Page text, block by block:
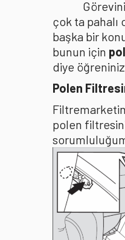
çok ta pahalı
başka bir
bunun için
diye öğreniniz
Polen
polen